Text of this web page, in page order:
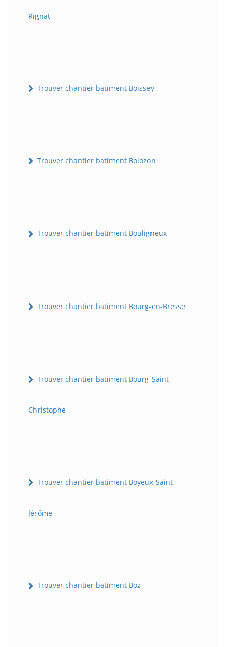
Rignat
Trouver chantier batiment Boissey
Trouver chantier batiment Bolozon
Trouver chantier batiment Bouligneux
Trouver chantier batiment Bourg-en-Bresse
Trouver chantier batiment Bourg-Saint-
Christophe
Trouver chantier batiment Boyeux-Saint-
Jérôme
Trouver chantier batiment Boz